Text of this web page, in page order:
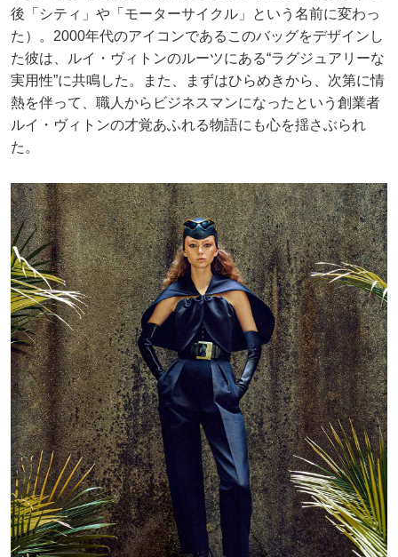
後「シティ」や「モーターサイクル」という名前に変わっ
た）。2000年代のアイコンであるこのバッグをデザインし
た彼は、ルイ・ヴィトンのルーツにある“ラグジュアリーな
実用性”に共鳴した。また、まずはひらめきから、次第に情
熱を伴って、職人からビジネスマンになったという創業者
ルイ・ヴィトンの才覚あふれる物語にも心を揺さぶられ
た。